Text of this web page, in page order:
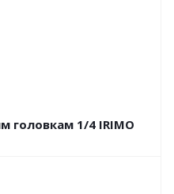
головкам 1/4 IRIMO